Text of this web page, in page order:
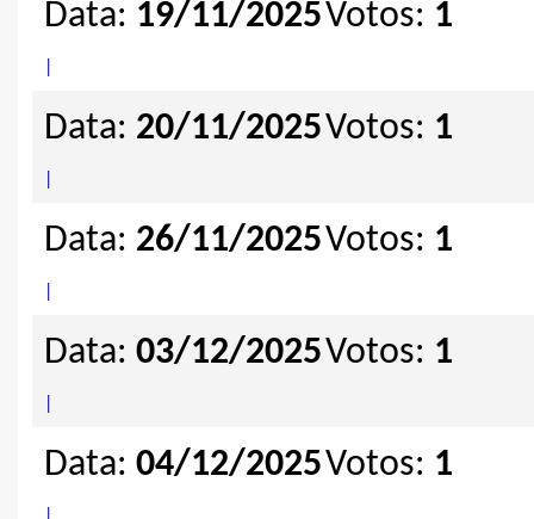
Data: 19/11/2025Votos: 1
Data: 20/11/2025Votos: 1
Data: 26/11/2025Votos: 1
Data: 03/12/2025Votos: 1
Data: 04/12/2025Votos: 1